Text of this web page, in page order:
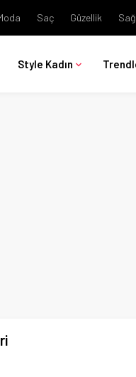
Saç Güzellik
Style Kadın